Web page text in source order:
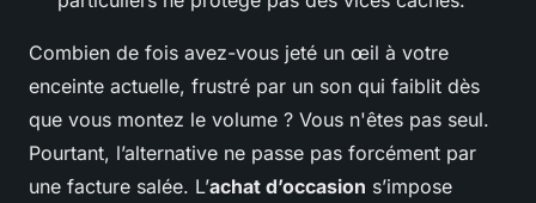
Combien de fois avez-vous jeté un œil à votre
enceinte actuelle, frustré par un son qui faiblit dès
que vous montez le volume ? Vous n'êtes pas seul.
Pourtant, l’alternative ne passe pas forcément par
une facture salée. L’achat d’occasion s’impose